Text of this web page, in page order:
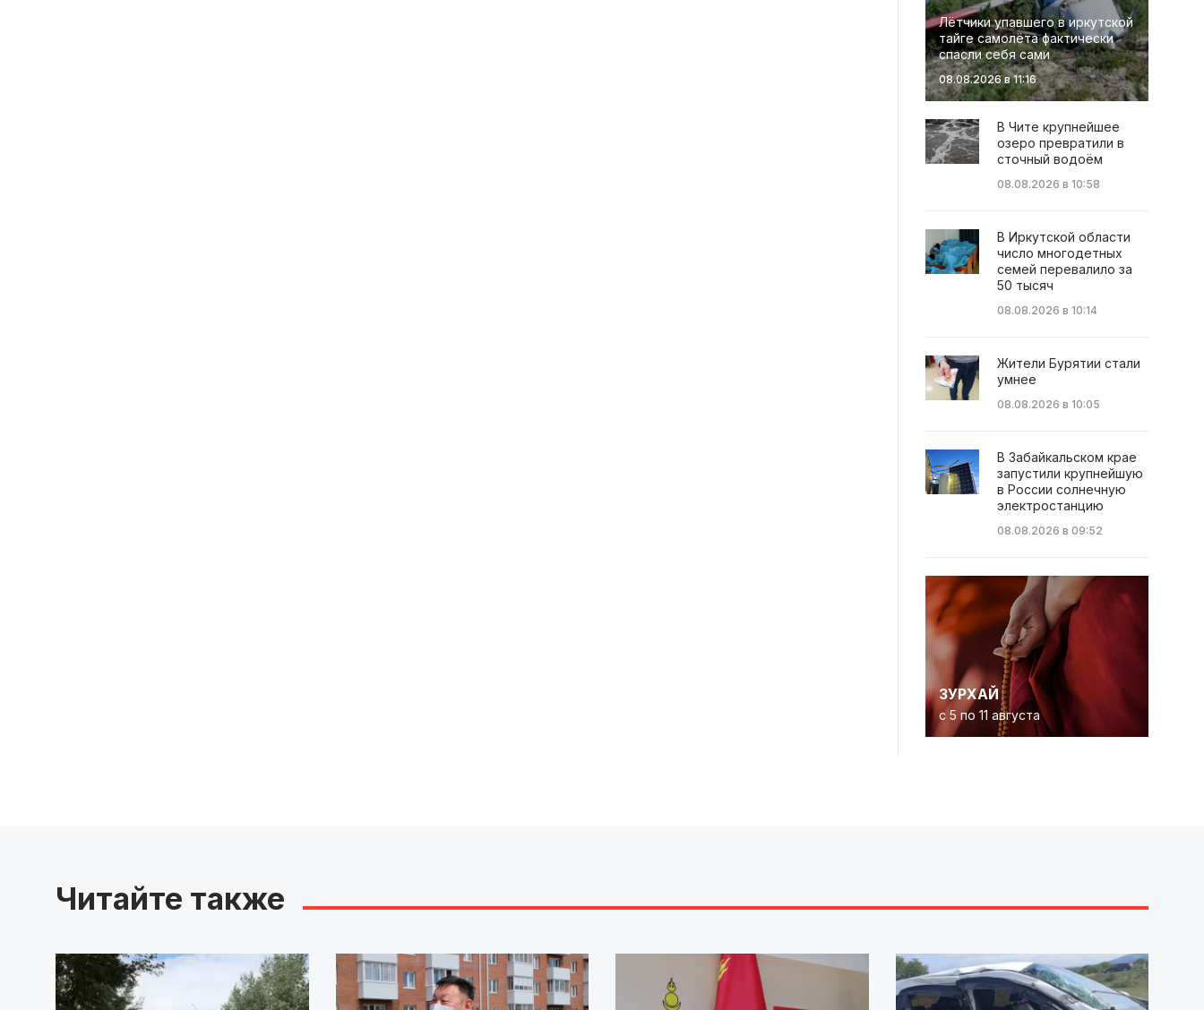
Лётчики упавшего в иркутской
тайге самолёта фактически
спасли себя сами
08.08.2026 в 11:16
В Чите крупнейшее
озеро превратили в
сточный водоём
08.08.2026 в 10:58
В Иркутской области
число многодетных
семей перевалило за
50 тысяч
08.08.2026 в 10:14
Жители Бурятии стали
умнее
08.08.2026 в 10:05
В Забайкальском крае
запустили крупнейшую
в России солнечную
электростанцию
08.08.2026 в 09:52
ЗУРХАЙ
с 5 по 11 августа
Читайте также